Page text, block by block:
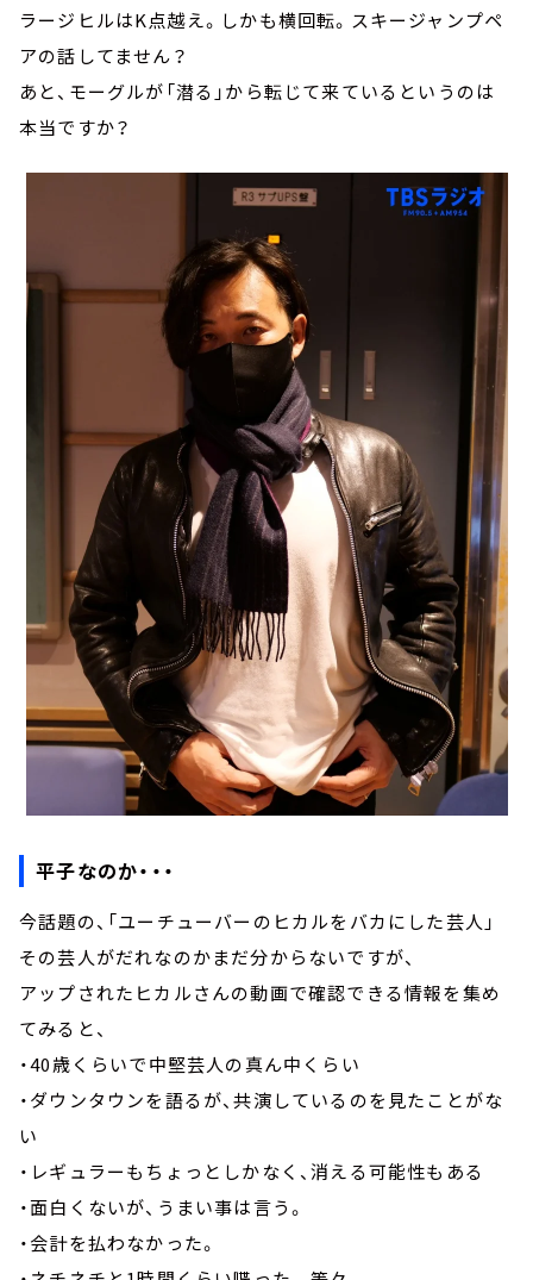
ラージヒルはK点越え。しかも横回転。スキージャンプペ
アの話してません？
あと、モーグルが「潜る」から転じて来ているというのは
本当ですか？
平子なのか・・・
今話題の、「ユーチューバーのヒカルをバカにした芸人」
その芸人がだれなのかまだ分からないですが、
アップされたヒカルさんの動画で確認できる情報を集め
てみると、
・40歳くらいで中堅芸人の真ん中くらい
・ダウンタウンを語るが、共演しているのを見たことがな
い
・レギュラーもちょっとしかなく、消える可能性もある
・面白くないが、うまい事は言う。
・会計を払わなかった。